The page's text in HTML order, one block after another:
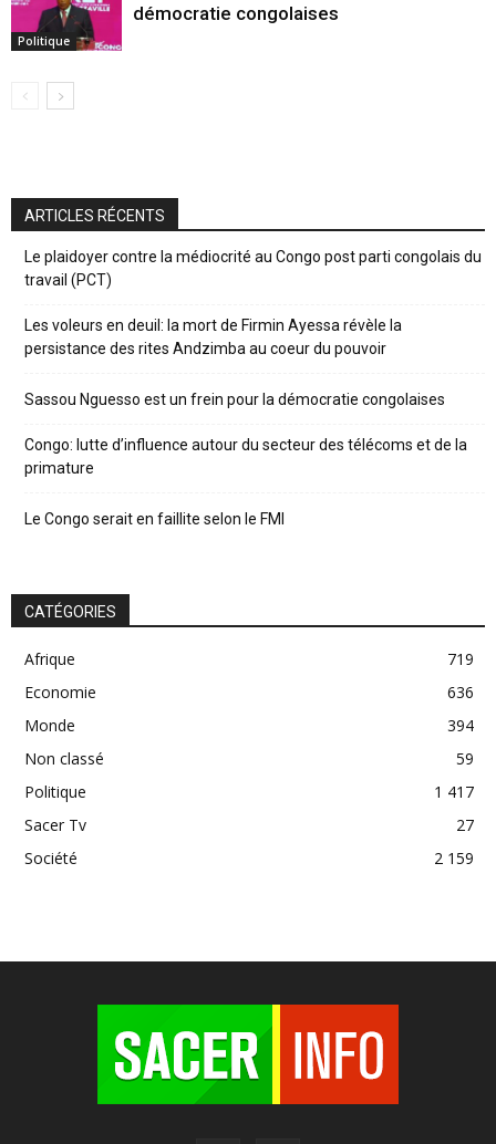
Politique
démocratie congolaises
ARTICLES RÉCENTS
Le plaidoyer contre la médiocrité au Congo post parti congolais du
travail (PCT)
Les voleurs en deuil: la mort de Firmin Ayessa révèle la
persistance des rites Andzimba au coeur du pouvoir
Sassou Nguesso est un frein pour la démocratie congolaises
Congo: lutte d’influence autour du secteur des télécoms et de la
primature
Le Congo serait en faillite selon le FMI
CATÉGORIES
Afrique
719
Economie
636
Monde
394
Non classé
59
Politique
1 417
Sacer Tv
27
Société
2 159